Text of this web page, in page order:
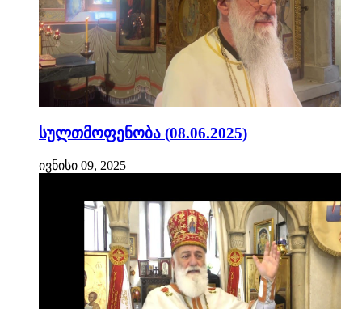
სულთმოფენობა (08.06.2025)
ივნისი 09, 2025